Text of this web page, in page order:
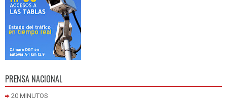
PRENSA NACIONAL
20 MINUTOS